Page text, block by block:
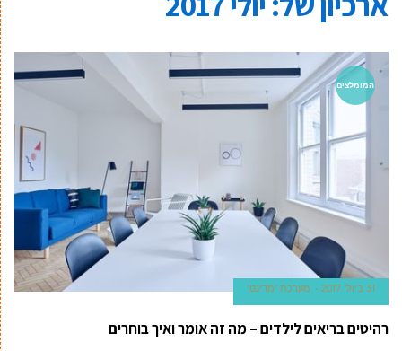
המומלצים
31 ביולי 2017 מערכת 'מדינט'
רהיטים בריאים לילדים – מה זה אומר ואיך בוחרים